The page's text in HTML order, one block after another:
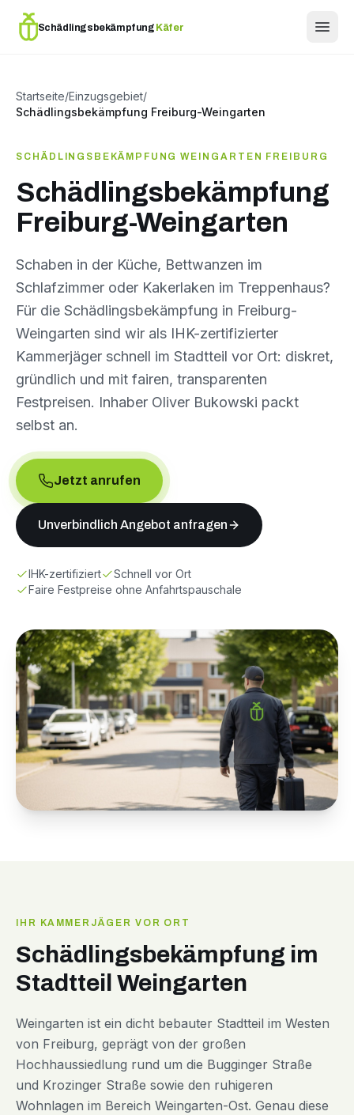
Schädlingsbekämpfung Käfer
Startseite/Einzugsgebiet/
Schädlingsbekämpfung Freiburg-Weingarten
SCHÄDLINGSBEKÄMPFUNG WEINGARTEN FREIBURG
Schädlingsbekämpfung
Freiburg-Weingarten
Schaben in der Küche, Bettwanzen im
Schlafzimmer oder Kakerlaken im Treppenhaus?
Für die Schädlingsbekämpfung in Freiburg-
Weingarten sind wir als IHK-zertifizierter
Kammerjäger schnell im Stadtteil vor Ort: diskret,
gründlich und mit fairen, transparenten
Festpreisen. Inhaber Oliver Bukowski packt
selbst an.
Jetzt anrufen
Unverbindlich Angebot anfragen
IHK-zertifiziert
Schnell vor Ort
Faire Festpreise ohne Anfahrtspauschale
IHR KAMMERJÄGER VOR ORT
Schädlingsbekämpfung im
Stadtteil Weingarten
Weingarten ist ein dicht bebauter Stadtteil im Westen
von Freiburg, geprägt von der großen
Hochhaussiedlung rund um die Bugginger Straße
und Krozinger Straße sowie den ruhigeren
Wohnlagen im Bereich Weingarten-Ost. Genau diese